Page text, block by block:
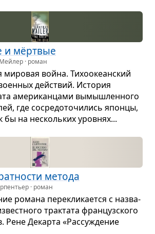
и мёрт­вые
· роман
миро­вая война. Тихо­оке­ан­ский
действий. Исто­рия
аме­ри­кан­цами вымыш­лен­ного
где сосре­до­то­чи­лись японцы,
бы на несколь­ких уров­нях...
метода
· роман
романа пере­кли­ка­ется с назва­
трак­тата фран­цуз­ского
Рене Декарта «Рас­су­жде­ние